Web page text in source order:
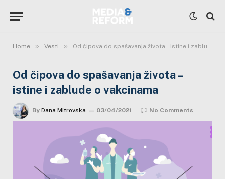
Home » Vesti » Od čipova do spašavanja života – istine i zablude o vakcinama
Od čipova do spašavanja života –
istine i zablude o vakcinama
By Dana Mitrovska 03/04/2021 No Comments